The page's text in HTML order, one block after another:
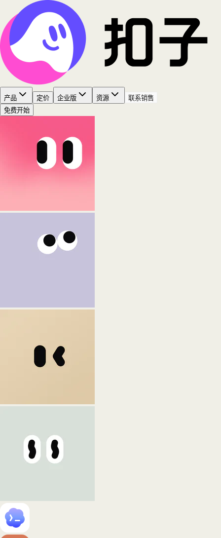
产品 定价 企业版 资源
联系销售
免费开始